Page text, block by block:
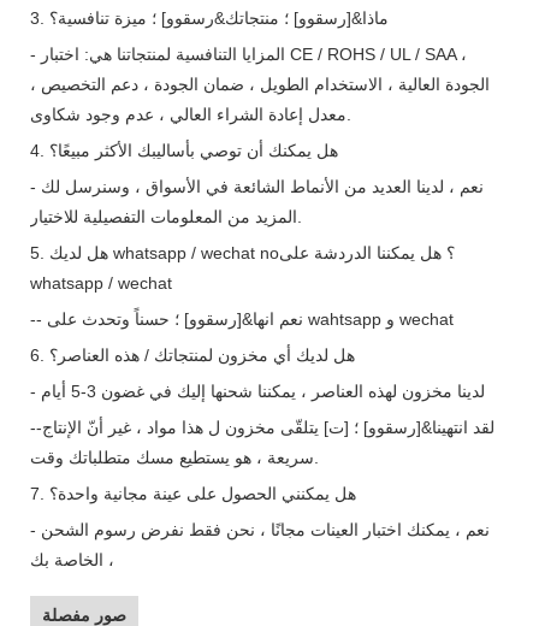
3. ماذا&[رسقوو] ؛ منتجاتك&رسقوو] ؛ ميزة تنافسية؟
- المزايا التنافسية لمنتجاتنا هي: اختبار CE / ROHS / UL / SAA ،
الجودة العالية ، الاستخدام الطويل ، ضمان الجودة ، دعم التخصيص ،
4. هل يمكنك أن توصي بأساليبك الأكثر مبيعًا؟
- نعم ، لدينا العديد من الأنماط الشائعة في الأسواق ، وسنرسل لك
5. هل لديك whatsapp / wechat no؟ هل يمكننا الدردشة على
whatsapp / wechat
-- نعم انها&[رسقوو] ؛ حسناً وتحدث على wahtsapp و wechat
6. هل لديك أي مخزون لمنتجاتك / هذه العناصر؟
- لدينا مخزون لهذه العناصر ، يمكننا شحنها إليك في غضون 3-5 أيام
--لقد انتهينا&[رسقوو] ؛ [ت] يتلقّى مخزون ل هذا مواد ، غير أنّ الإنتاج
7. هل يمكنني الحصول على عينة مجانية واحدة؟
- نعم ، يمكنك اختبار العينات مجانًا ، نحن فقط نفرض رسوم الشحن
الخاصة بك ،
صور مفصلة